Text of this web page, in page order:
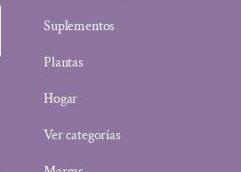
Suplementos
Plantas
Hogar
Ver categorías